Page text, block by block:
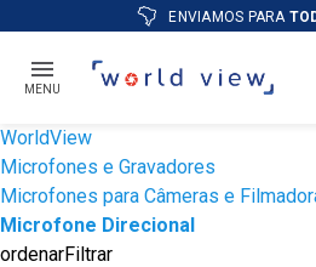
ATÉ12XE
MENU
WorldView
Microfones e Gravadores
Microfones para Câmeras e
Microfone Direcional
ordenarFiltrar